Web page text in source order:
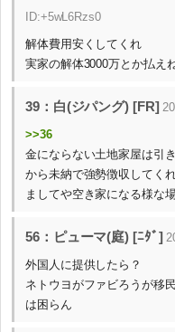
ID:+5wL6Rzs0
解体費用安くしてくれ
実家の解体3000万とか払え
39：白(ジパング) [FR]
>>36
金にならない土地家屋は引
から未納で強勢徴収してく
ましてや空き家になる様な
56：ピューマ(庭) [ﾆﾀﾞ]
外国人に提供したら？
ネトウヨがファビろうが移
は困らん